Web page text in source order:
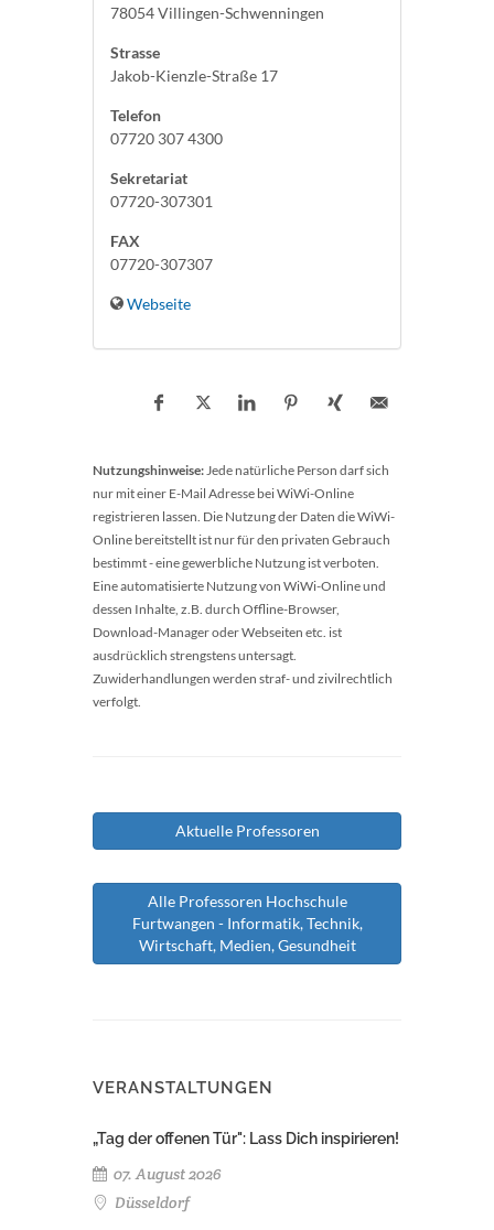
78054 Villingen-Schwenningen
Strasse
Jakob-Kienzle-Straße 17
Telefon
07720 307 4300
Sekretariat
07720-307301
FAX
07720-307307
Webseite
Nutzungshinweise:Jede natürliche Person darf sich
nur mit einer E-Mail Adresse bei WiWi-Online
registrieren lassen. Die Nutzung der Daten die WiWi-
Online bereitstellt ist nur für den privaten Gebrauch
bestimmt - eine gewerbliche Nutzung ist verboten.
Eine automatisierte Nutzung von WiWi-Online und
dessen Inhalte, z.B. durch Offline-Browser,
Download-Manager oder Webseiten etc. ist
ausdrücklich strengstens untersagt.
Zuwiderhandlungen werden straf- und zivilrechtlich
verfolgt.
Aktuelle Professoren
Alle Professoren Hochschule
Furtwangen - Informatik, Technik,
Wirtschaft, Medien, Gesundheit
VERANSTALTUNGEN
„Tag der offenen Tür": Lass Dich inspirieren!
07. August 2026
Düsseldorf